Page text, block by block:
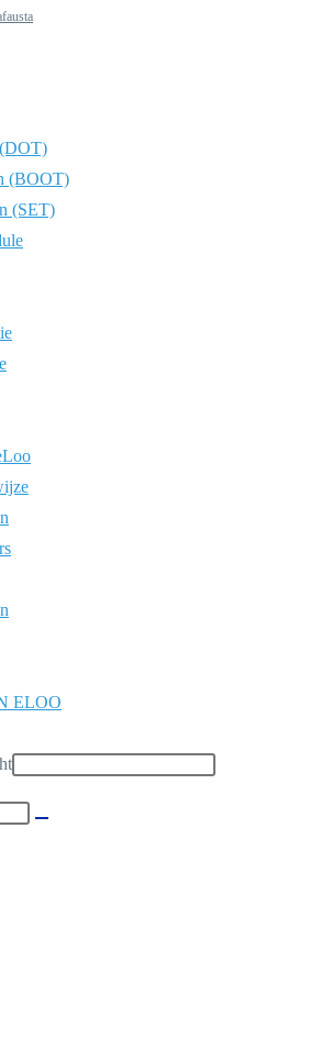
(BOOT)
(SET)
ELOO